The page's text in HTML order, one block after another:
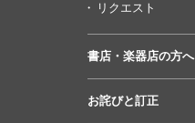
リクエスト
書店・楽器店の方へ
お詫びと訂正